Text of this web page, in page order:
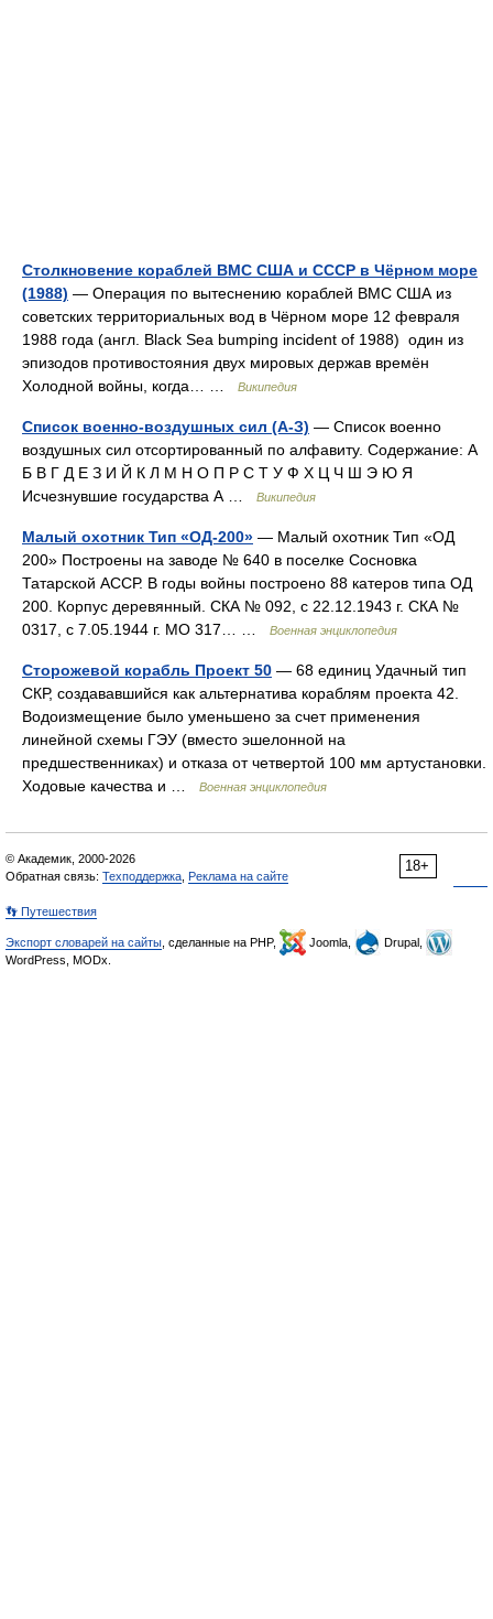
Столкновение кораблей ВМС США и СССР в Чёрном море
(1988) — Операция по вытеснению кораблей ВМС США из
советских территориальных вод в Чёрном море 12 февраля
1988 года (англ. Black Sea bumping incident of 1988) один из
эпизодов противостояния двух мировых держав времён
Холодной войны, когда… …
Википедия
Список военно-воздушных сил (А-З) — Список военно
воздушных сил отсортированный по алфавиту. Содержание: А
Б В Г Д Е З И Й К Л М Н О П Р С Т У Ф Х Ц Ч Ш Э Ю Я
Исчезнувшие государства А …
Википедия
Малый охотник Тип «ОД-200» — Малый охотник Тип «ОД
200» Построены на заводе № 640 в поселке Сосновка
Татарской АССР. В годы войны построено 88 катеров типа ОД
200. Корпус деревянный. СКА № 092, с 22.12.1943 г. СКА №
0317, с 7.05.1944 г. МО 317… …
Военная энциклопедия
Сторожевой корабль Проект 50 — 68 единиц Удачный тип
СКР, создававшийся как альтернатива кораблям проекта 42.
Водоизмещение было уменьшено за счет применения
линейной схемы ГЭУ (вместо эшелонной на
предшественниках) и отказа от четвертой 100 мм артустановки.
Ходовые качества и …
Военная энциклопедия
18+
© Академик, 2000-2026
Обратная связь: Техподдержка Реклама на сайте
👣 Путешествия
Экспорт словарей на сайты , сделанные на PHP, Joomla,
Drupal,
WordPress, MODx.